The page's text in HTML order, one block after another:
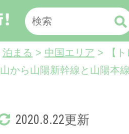
泊まる > 中国エリア > 【
から山陽新幹線と山陽本
2020.8.22更新